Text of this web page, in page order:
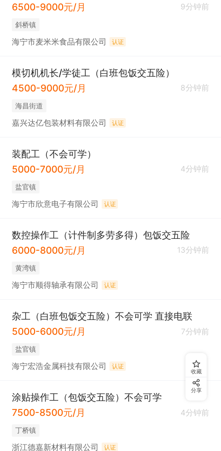
6500-9000元/月
9分钟前
斜桥镇
海宁市麦米米食品有限公司 认证
模切机机长/学徒工（白班包饭交五险）
4500-9000元/月
8分钟前
海昌街道
嘉兴达亿包装材料有限公司 认证
装配工（不会可学）
5000-7000元/月
4分钟前
盐官镇
海宁市欣意电子有限公司 认证
数控操作工（计件制多劳多得）包饭交五险
6000-8000元/月
13分钟前
黄湾镇
海宁市顺得轴承有限公司 认证
杂工（白班包饭交五险）不会可学 直接电联
5000-6000元/月
7分钟前
盐官镇
海宁宏浩金属科技有限公司 认证
涂贴操作工（包饭交五险）不会可学
7500-8500元/月
4分钟前
丁桥镇
浙江德嘉新材料有限公司 认证
收藏
分享